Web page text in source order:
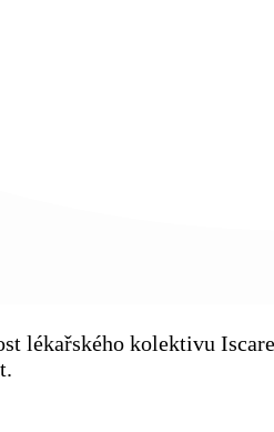
lékařského kolektivu